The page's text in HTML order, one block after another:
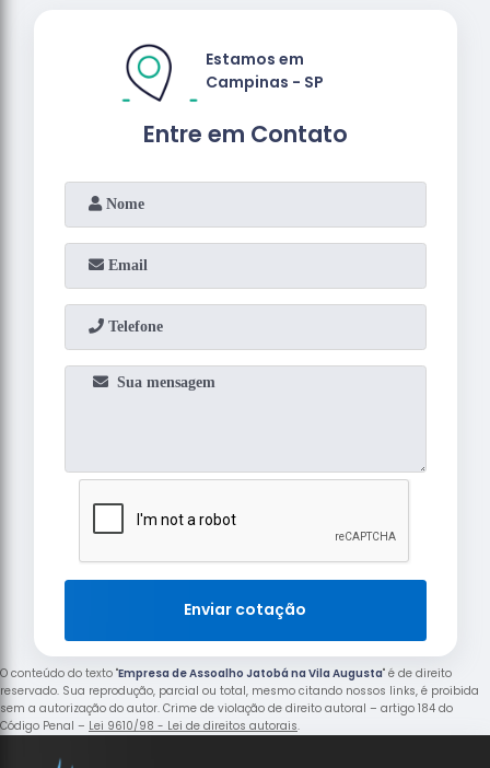
Entre em Contato
Estamos em
Campinas - SP
Enviar cotação
O conteúdo do texto "Empresa de Assoalho Jatobá na Vila Augusta" é de direito
reservado. Sua reprodução, parcial ou total, mesmo citando nossos links, é proibida
sem a autorização do autor. Crime de violação de direito autoral – artigo 184 do
Código Penal – Lei 9610/98 - Lei de direitos autorais.